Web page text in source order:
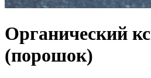
Органический
(порошок)